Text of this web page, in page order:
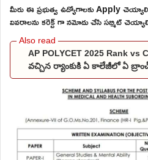
మీరు ఈ ప్రభుత్వ ఉద్యోగాలకు Apply
వివరాలను కరెక్ట్ గా నమోదు చేసి సబ్మిట్
AP POLYCET 2025 Rank vs
వచ్చిన ర్యాంకుకి ఏ కాలేజీలో ఏ